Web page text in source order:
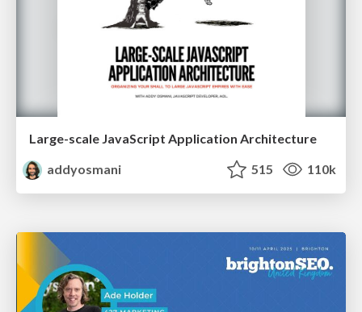
Large-scale JavaScript Application Architecture
addyosmani
515 110k